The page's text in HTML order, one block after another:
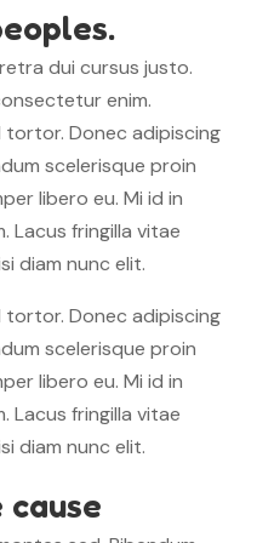
dui cursus justo.
enim.
Donec adipiscing
scelerisque proin
libero eu. Mi id in
Lacus fringilla vitae
diam nunc elit.
Donec adipiscing
scelerisque proin
libero eu. Mi id in
Lacus fringilla vitae
diam nunc elit.